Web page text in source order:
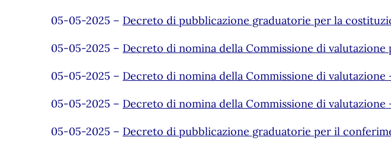
05-05-2025 – Decreto di pubblicazione graduatorie per la
05-05-2025 – Decreto di nomina della Commissione di
05-05-2025 – Decreto di nomina della Commissione di
05-05-2025 – Decreto di nomina della Commissione di
05-05-2025 – Decreto di pubblicazione graduatorie per il